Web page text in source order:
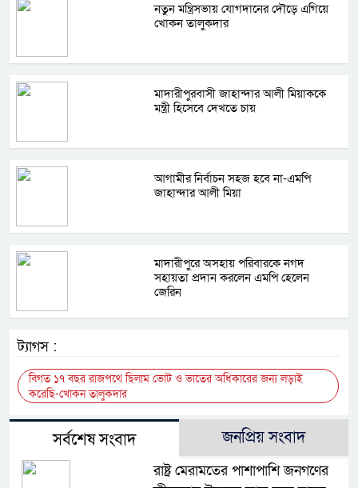
নতুন মন্ত্রিসভায় যোগদানের দৌড়ে এগিয়ে
খোকন তালুকদার
মাদারীপুরবাসী জাহান্দার আলী মিয়াককে
মন্ত্রী হিসেবে দেখতে চায়
আগামীর নির্বাচন সহজ হবে না-এমপি
জাহান্দার আলী মিয়া
মাদারীপুরে অসহায় পরিবারকে নগদ
সহায়তা প্রদান করলেন এমপি হেলেন
জেরিন
ট্যাগস :
বিগত ১৭ বছর রাজপথে ছিলাম ভোট ও ভাতের অধিকারের জন্য লড়াই
করেছি-খোকন তালুকদার
সর্বশেষ সংবাদ জনপ্রিয় সংবাদ
রাষ্ট্র মেরামতের পাশাপাশি জনগণের